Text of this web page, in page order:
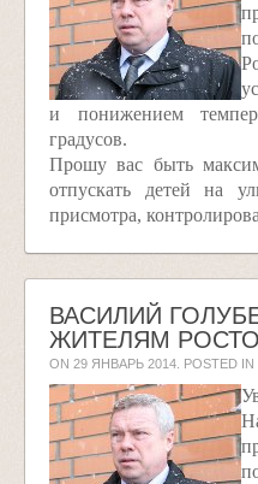
и понижением
градусов.
Прошу вас быть
отпускать детей на
присмотра,
ВАСИЛИЙ
ЖИТЕЛЯМ
ON 29 ЯНВАРЬ 2014 . POSTED IN